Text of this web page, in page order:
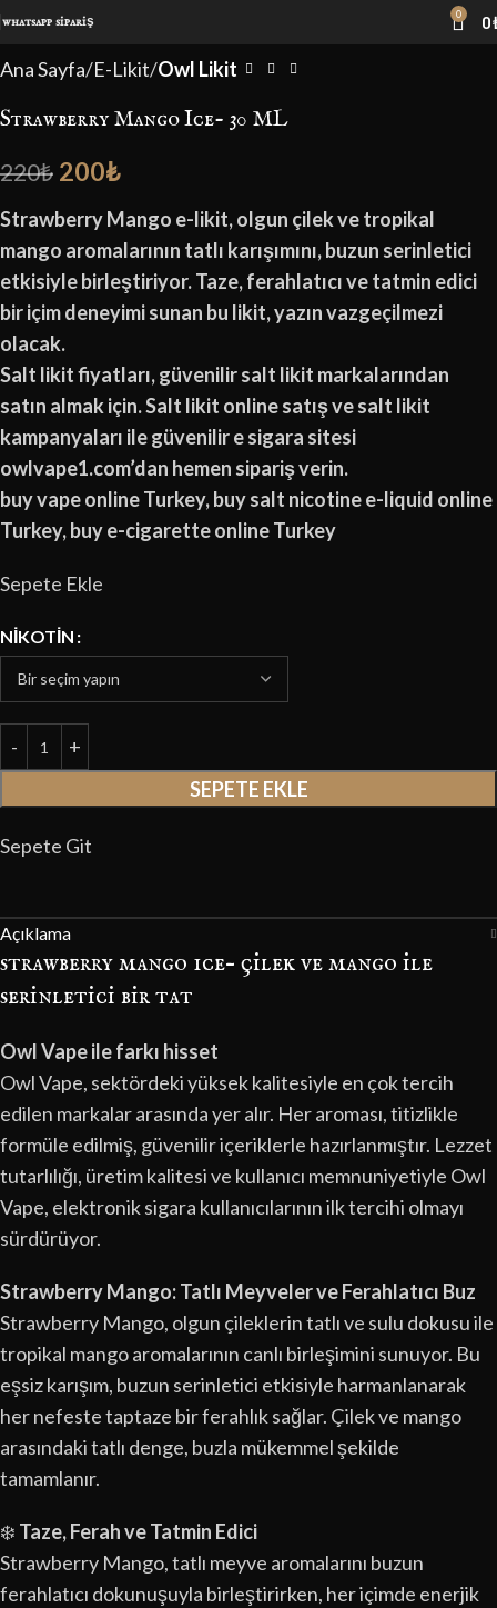
whatsapp sipariş 0 0
-9%
Ana Sayfa E-Likit Owl Likit
Strawberry Mango Ice- 30 ML
220₺ 200₺
Strawberry Mango e-likit, olgun çilek ve tropikal
mango aromalarının tatlı karışımını, buzun serinletici
etkisiyle birleştiriyor. Taze, ferahlatıcı ve tatmin edici
bir içim deneyimi sunan bu likit, yazın vazgeçilmezi
olacak.
Salt likit fiyatları, güvenilir salt likit markalarından
satın almak için. Salt likit online satış ve salt likit
kampanyaları ile güvenilir e sigara sitesi
owlvape1.com’dan hemen sipariş verin.
buy vape online Turkey, buy salt nicotine e-liquid online
Turkey, buy e-cigarette online Turkey
Sepete Ekle
NIKOTIN
SEPETE EKLE
Sepete Git
Açıklama
strawberry mango ıce– çilek ve mango ile
serinletici bir tat
Owl Vape ile farkı hisset
Owl Vape, sektördeki yüksek kalitesiyle en çok tercih
edilen markalar arasında yer alır. Her aroması, titizlikle
formüle edilmiş, güvenilir içeriklerle hazırlanmıştır. Lezzet
tutarlılığı, üretim kalitesi ve kullanıcı memnuniyetiyle Owl
Vape, elektronik sigara kullanıcılarının ilk tercihi olmayı
sürdürüyor.
Strawberry Mango: Tatlı Meyveler ve Ferahlatıcı Buz
Strawberry Mango, olgun çileklerin tatlı ve sulu dokusu ile
tropikal mango aromalarının canlı birleşimini sunuyor. Bu
eşsiz karışım, buzun serinletici etkisiyle harmanlanarak
her nefeste taptaze bir ferahlık sağlar. Çilek ve mango
arasındaki tatlı denge, buzla mükemmel şekilde
tamamlanır.
❄️ Taze, Ferah ve Tatmin Edici
Strawberry Mango, tatlı meyve aromalarını buzun
ferahlatıcı dokunuşuyla birleştirirken, her içimde enerjik